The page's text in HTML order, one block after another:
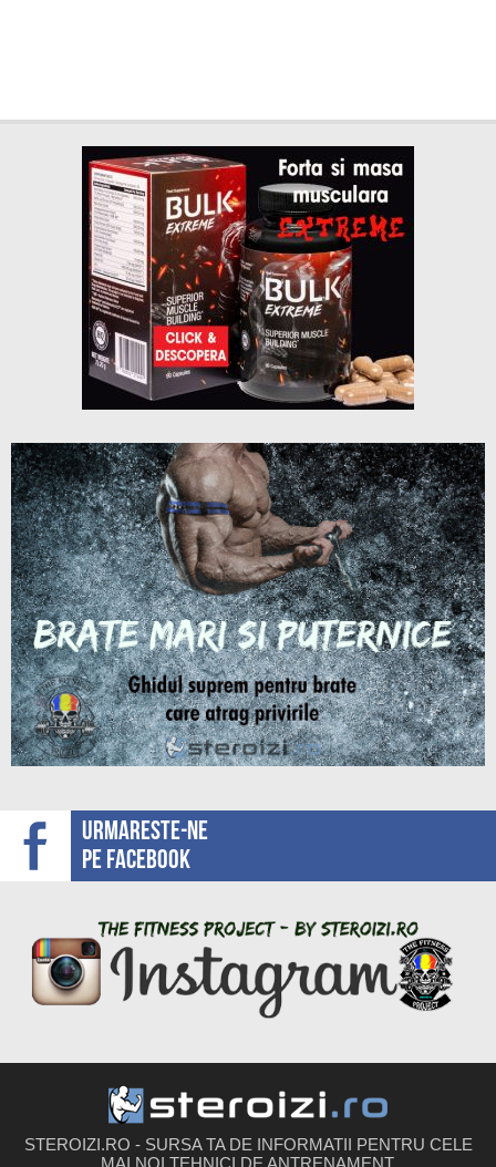
Urmareste-ne
pe facebook
STEROIZI.RO - SURSA TA DE INFORMATII PENTRU CELE